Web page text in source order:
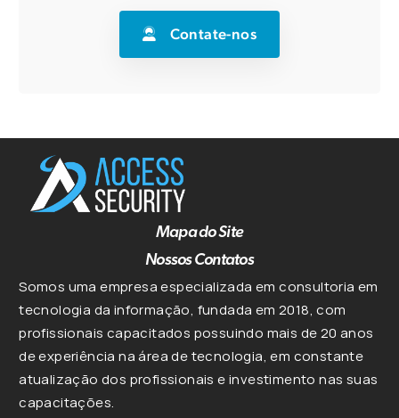
Contate-nos
Mapa do Site
Nossos Contatos
Somos uma empresa especializada em consultoria em
tecnologia da informação, fundada em 2018, com
profissionais capacitados possuindo mais de 20 anos
de experiência na área de tecnologia, em constante
atualização dos profissionais e investimento nas suas
capacitações.